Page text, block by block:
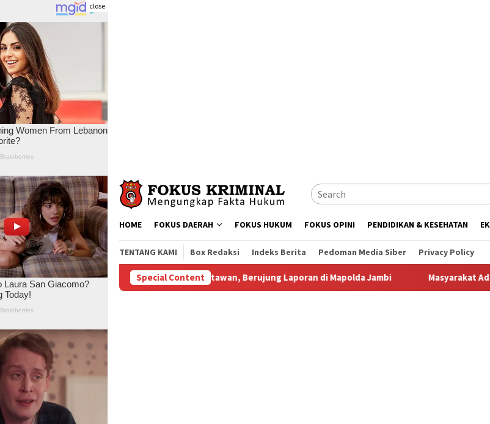
close
HOME FOKUS DAERAH FOKUS HUKUM FOKUS OPINI PENDIDIKAN & KESEHATAN
TENTANG KAMI Box Redaksi Indeks Berita Pedoman Media Siber Privacy Policy
Special Content
Subsidi Aniaya Wartawan, Berujung Laporan di Mapolda Jambi Masyarakat Adat Desa Lermatang Menanti